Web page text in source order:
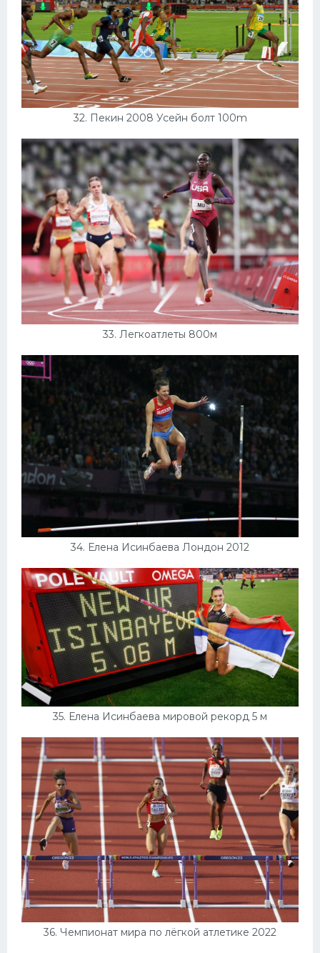
32. Пекин 2008 Усейн болт 100m
33. Легкоатлеты 800м
34. Елена Исинбаева Лондон 2012
35. Елена Исинбаева мировой рекорд 5 м
36. Чемпионат мира по лёгкой атлетике 2022